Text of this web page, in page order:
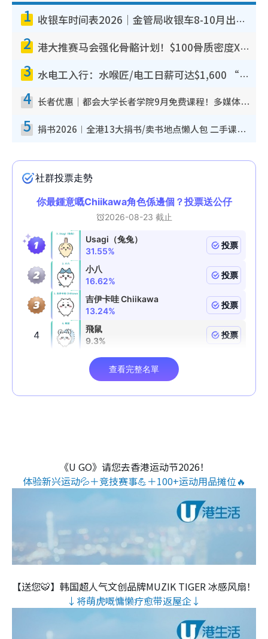
1 收银车时间表2026｜金管局收银车8-10月出没地点+时间！无需手续费！硬币免费转现钞或增值至八达通
2 港大推赛马会强化骨骼计划！$100骨质密度X光检查 完成免费运动训练送超市礼券！附参加资格
3 水电工入行：水喉匠/电工日薪可达$1,600 “铁饭碗”职业难被AI取代！附薪酬参考+入行考牌路径
4 长者优惠｜都会大学长者学院9月免费课程！多媒体/微电影创作/网络安全 附报名方法教学
5 捐书2026︱全港13大捐书/卖书地点懒人包 二手课本最高$150＋旧书换免费咖啡/戏票
《U GO》请您去香港运动节2026！
体验新兴运动💦＋竞技赛事💪＋100+运动用品摊位🔥
【送您🐯】韩国超人气文创品牌MUZIK TIGER 冰感风扇！
↓将萌虎嘅慵懒疗愈带返屋企↓